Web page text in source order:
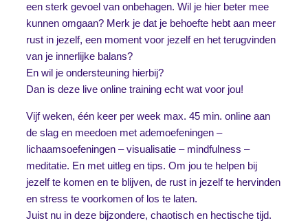
een sterk gevoel van onbehagen. Wil je hier beter mee
kunnen omgaan? Merk je dat je behoefte hebt aan meer
rust in jezelf, een moment voor jezelf en het terugvinden
van je innerlijke balans?
En wil je ondersteuning hierbij?
Dan is deze live online training echt wat voor jou!
Vijf weken, één keer per week max. 45 min. online aan
de slag en meedoen met ademoefeningen –
lichaamsoefeningen – visualisatie – mindfulness –
meditatie. En met uitleg en tips. Om jou te helpen bij
jezelf te komen en te blijven, de rust in jezelf te hervinden
en stress te voorkomen of los te laten.
Juist nu in deze bijzondere, chaotisch en hectische tijd.